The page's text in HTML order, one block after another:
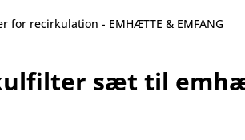
for recirkulation - EMHÆTTE & EMFANG
sæt til